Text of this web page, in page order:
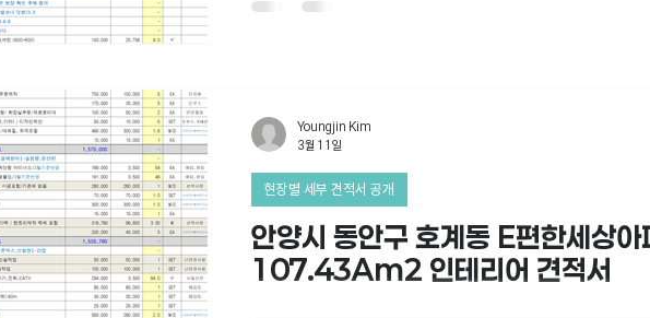
안양시 동안구 호계동 E편한세상아
107.43Am2 인테리어 견적서
현장별 세부 견적서 공개
Youngjin Kim
3월 11일